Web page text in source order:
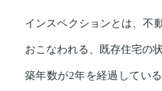
インスペクションとは、不
おこなわれる、既存住宅の
築年数が2年を経過してい